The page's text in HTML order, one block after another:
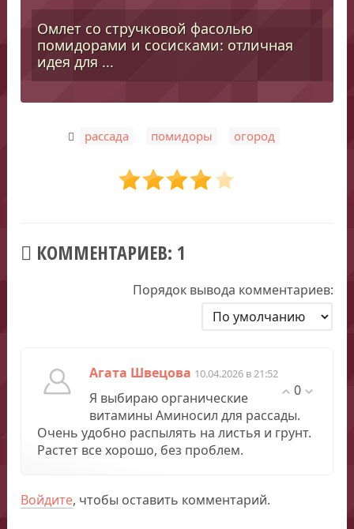
Омлет со стручковой фасолью
помидорами и сосисками: отличная
идея для ...
рассада помидоры огород
КОММЕНТАРИЕВ: 1
Порядок вывода комментариев:
Агата Швецова 10.04.2026 в 21:52
0
Я выбираю органические
витамины Аминосил для рассады.
Очень удобно распылять на листья и грунт.
Растет все хорошо, без проблем.
Войдите, чтобы оставить комментарий.